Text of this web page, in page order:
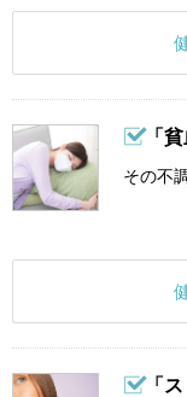
「貧
その不
「ス